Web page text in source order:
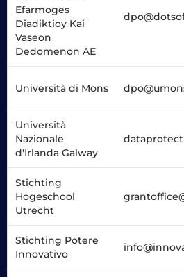
Efarmoges
Diadiktioy Kai
Vaseon
Dedomenon AE
Università di Mons
Università
Nazionale
d'Irlanda Galway
Stichting
Hogeschool
Utrecht
Stichting Potere
Innovativo